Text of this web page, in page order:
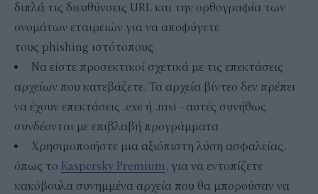
διπλά τις διευθύνσεις URL και την ορθογραφία των
ονομάτων εταιρειών για να αποφύγετε
τους phishing ιστότοπους.
Να είστε προσεκτικοί σχετικά με τις επεκτάσεις
αρχείων που κατεβάζετε. Τα αρχεία βίντεο δεν πρέπει
να έχουν επεκτάσεις .exe ή .msi - αυτές συνήθως
συνδέονται με επιβλαβή προγράμματα
Χρησιμοποιήστε μια αξιόπιστη λύση ασφαλείας,
όπως το Kaspersky Premium, για να εντοπίζετε
κακόβουλα συνημμένα αρχεία που θα μπορούσαν να